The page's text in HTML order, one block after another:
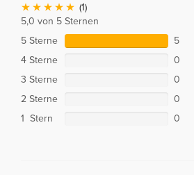
(1)
5,0 von 5 Sternen
5 Sterne
5
4 Sterne
0
3 Sterne
0
2 Sterne
0
1 Stern
0